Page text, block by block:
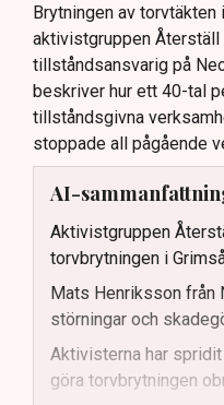
Brytningen av
aktivistgruppen Återställ
tillståndsansvarig på
beskriver hur ett 40-tal
tillståndsgivna
stoppade all pågående
AI-
Aktivistgruppen
torvbrytningen i
Mats Henriksson från
störningar och
Aktivisterna har
göra torvbrytningen